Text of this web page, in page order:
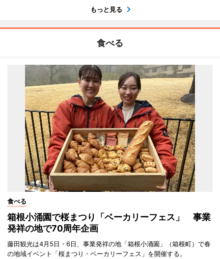
もっと見る
食べる
食べる
箱根小涌園で桜まつり「ベーカリーフェス」 事業
発祥の地で70周年企画
藤田観光は4月5日・6日、事業発祥の地「箱根小涌園」（箱根町）で春
の地域イベント「桜まつり・ベーカリーフェス」を開催する。